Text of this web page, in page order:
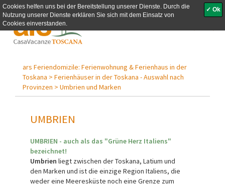
Cookies helfen uns bei der Bereitstellung unserer Dienste. Durch die
Nutzung unserer Dienste erklären Sie sich mit dem Einsatz von
Cookies einverstanden.
✓ Ok
ars Feriendomizile: Ferienwohnung & Ferienhaus in der
Toskana > Ferienhäuser in der Toskana - Auswahl nach
Provinzen > Umbrien und Marken
UMBRIEN
UMBRIEN - auch als das "Grüne Herz Italiens"
bezeichnet!
Umbrien liegt zwischen der Toskana, Latium und
den Marken und ist die einzige Region Italiens, die
weder eine Meeresküste noch eine Grenze zum